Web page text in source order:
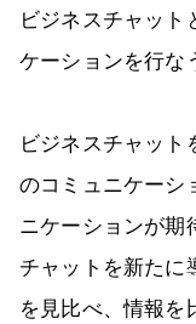
ビジネスチャット
ケーションを行な
ビジネスチャット
のコミュニケーシ
ニケーションが期
チャットを新たに
を見比べ、情報を